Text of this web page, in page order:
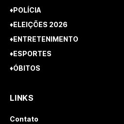
♦POLÍCIA
♦ELEIÇÕES 2026
♦ENTRETENIMENTO
♦ESPORTES
♦ÓBITOS
LINKS
Contato